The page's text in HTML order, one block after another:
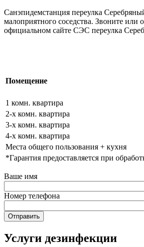
Санэпидемстанция переулка
малоприятного соседства. Звоните или
официальном сайте СЭС переулка
Помещение
1 комн. квартира
2-х комн. квартира
3-х комн. квартира
4-х комн. квартира
Места общего пользования + кухня
*Гарантия предоставляется при
Ваше имя
Номер телефона
Услуги дезинфекции